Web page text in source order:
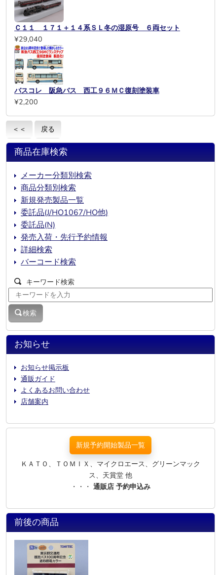
Ｃ１１ １７１＋１４系ＳＬ冬の湿原号 ６両セット
¥29,040
バスコレ 阪急バス 西工９６ＭＣ復刻塗装車
¥2,200
＜＜ 戻る
お知らせ
お知らせ掲示板
通販ガイド
よくあるお問い合わせ
店舗案内
商品在庫検索
メーカー分類別検索
商品分類別検索
新規発売製品一覧
委託品(J/HO1067/HO他)
委託品(N)
発売入荷・先行予約情報
詳細検索
バーコード検索
キーワード検索
検索
新規予約開始製品一覧
ＫＡＴＯ、ＴＯＭＩＸ、マイクロエース、グリーンマック
ス、天賞堂 他
・・・ 通販店 予約申込み
前後の商品